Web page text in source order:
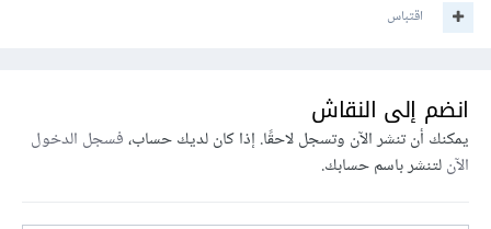
اقتباس
انضم إلى النقاش
يمكنك أن تنشر الآن وتسجل لاحقًا. إذا كان لديك حساب،فسجل الدخول
الآنلتنشر باسم حسابك.